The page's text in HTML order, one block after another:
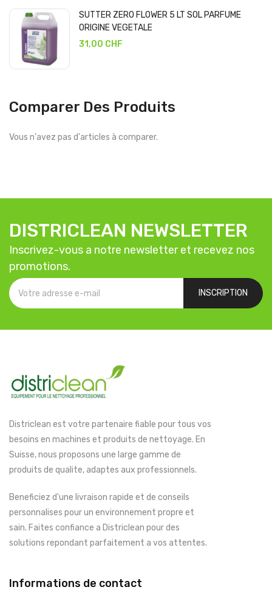
SUTTER ZERO FLOWER 5 LT SOL PARFUME
ORIGINE VEGETALE
31,00 CHF
Comparer Des Produits
Vous n'avez pas d'articles à comparer.
DISTRICLEAN NEWSLETTER
Inscrivez-vous a notre newsletter et recevez nos
promotions.
INSCRIPTION
Districlean est votre partenaire fiable pour tous vos
besoins en machines et produits de nettoyage. En
Suisse, nous proposons une large gamme de
produits de qualite, adaptes aux professionnels.
Beneficiez d'une livraison rapide et de conseils
personnalises pour un environnement propre et
sain. Faites confiance a Districlean pour des
solutions repondant parfaitement a vos attentes.
Informations de contact